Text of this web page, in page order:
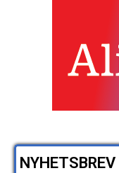
NYHETSBREV